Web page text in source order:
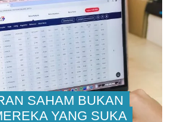
SAHAM BUKAN
YANG SUKA